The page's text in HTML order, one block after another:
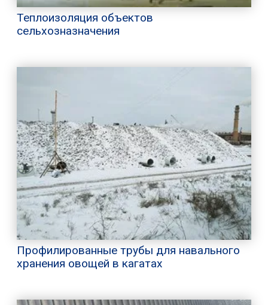
Теплоизоляция объектов
сельхозназначения
Профилированные трубы для навального
хранения овощей в кагатах